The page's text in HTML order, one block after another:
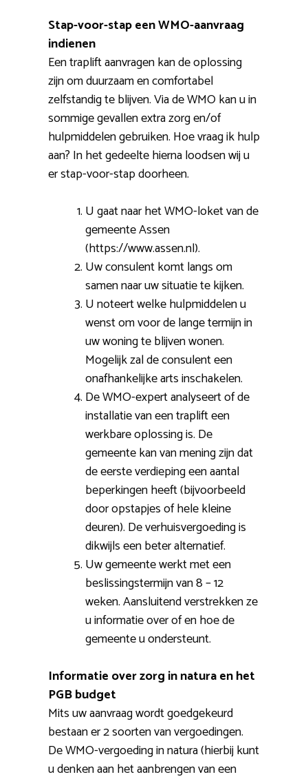
Stap-voor-stap een WMO-aanvraag
indienen
Een traplift aanvragen kan de oplossing
zijn om duurzaam en comfortabel
zelfstandig te blijven. Via de WMO kan u in
sommige gevallen extra zorg en/of
hulpmiddelen gebruiken. Hoe vraag ik hulp
aan? In het gedeelte hierna loodsen wij u
er stap-voor-stap doorheen.
U gaat naar het WMO-loket van de
gemeente Assen
(https://www.assen.nl).
Uw consulent komt langs om
samen naar uw situatie te kijken.
U noteert welke hulpmiddelen u
wenst om voor de lange termijn in
uw woning te blijven wonen.
Mogelijk zal de consulent een
onafhankelijke arts inschakelen.
De WMO-expert analyseert of de
installatie van een traplift een
werkbare oplossing is. De
gemeente kan van mening zijn dat
de eerste verdieping een aantal
beperkingen heeft (bijvoorbeeld
door opstapjes of hele kleine
deuren). De verhuisvergoeding is
dikwijls een beter alternatief.
Uw gemeente werkt met een
beslissingstermijn van 8 – 12
weken. Aansluitend verstrekken ze
u informatie over of en hoe de
gemeente u ondersteunt.
Informatie over zorg in natura en het
PGB budget
Mits uw aanvraag wordt goedgekeurd
bestaan er 2 soorten van vergoedingen.
De WMO-vergoeding in natura (hierbij kunt
u denken aan het aanbrengen van een